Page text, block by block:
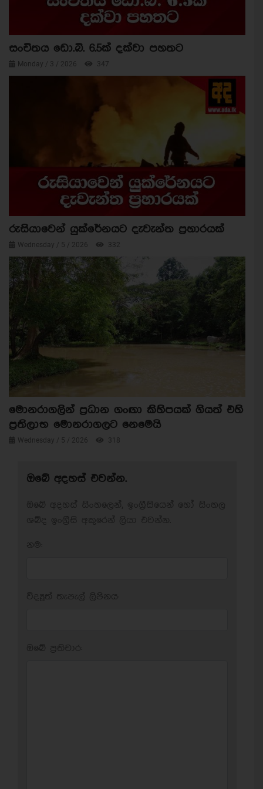
සංචිතය ඩො.බි. 6.5ක් දක්වා පහතට
Monday / 3 / 2026 347
රුසියාවෙන් යුක්රේනයට දැවැන්ත ප්‍රහාරයක්
Wednesday / 5 / 2026 332
මොනරාගලින් ප්‍රධාන ගංඟා කිහිපයක් ගියත් එහි
ප්‍රතිලාභ මොනරාගලට නෙමෙයි
Wednesday / 5 / 2026 318
ඔබේ අදහස් එවන්න.